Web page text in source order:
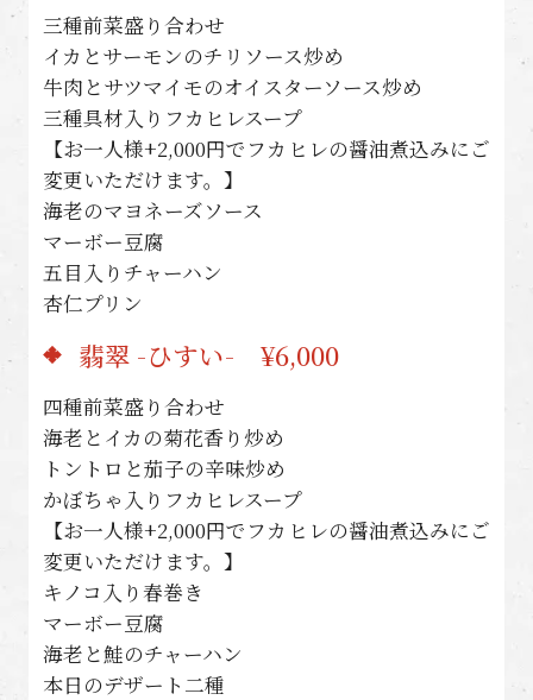
三種前菜盛り合わせ
イカとサーモンのチリソース炒め
牛肉とサツマイモのオイスターソース炒め
三種具材入りフカヒレスープ
【お一人様+2,000円でフカヒレの醤油煮込みにご
変更いただけます。】
海老のマヨネーズソース
マーボー豆腐
五目入りチャーハン
杏仁プリン
翡翠 -ひすい- ¥6,000
四種前菜盛り合わせ
海老とイカの菊花香り炒め
トントロと茄子の辛味炒め
かぼちゃ入りフカヒレスープ
【お一人様+2,000円でフカヒレの醤油煮込みにご
変更いただけます。】
キノコ入り春巻き
マーボー豆腐
海老と鮭のチャーハン
本日のデザート二種